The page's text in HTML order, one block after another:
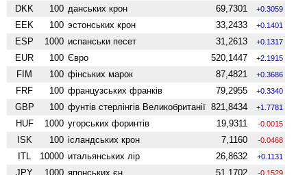
DKK 100 данських крон 69,7301 +0.3059
EEK 100 эстонських крон 33,2433 +0.1401
ESP 1000 испанськи песет 31,2613 +0.1317
EUR 100 Євро 520,1447 +2.1915
FIM 100 фінських марок 87,4821 +0.3686
FRF 100 французських франків 79,2955 +0.3340
GBP 100 фунтів стерлінгів Велико­британії 821,8434 +1.7781
HUF 1000 угорських форинтів 19,9311 -0.0015
ISK 100 ісландських крон 7,1160 -0.0468
ITL 10000 итальянських лір 26,8632 +0.1131
JPY 1000 японських єн 51,1702 -0.1529